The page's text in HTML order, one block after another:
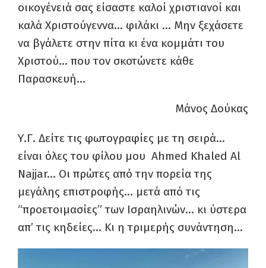
οικογένειά σας είσαστε καλοί χριστιανοί και
καλά Χριστούγεννα… φιλάκι … Μην ξεχάσετε
να βγάλετε στην πίτα κι ένα κομμάτι του
Χριστού… που τον σκοτώνετε κάθε
Παρασκευή…
Μάνος Δούκας
Υ.Γ. Δείτε τις φωτογραφίες με τη σειρά…
είναι όλες του φίλου μου Ahmed Khaled Al
Najjar… Οι πρώτες από την πορεία της
μεγάλης επιστροφής… μετά από τις
“προετοιμασίες” των Ισραηλινών… κι ύστερα
απ’ τις κηδείες… Κι η τριμερής συνάντηση…